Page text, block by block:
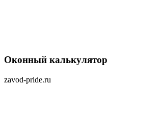
Оконный калькулятор
zavod-pride.ru